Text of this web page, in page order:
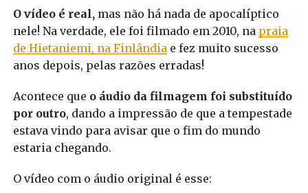
O vídeo é real,mas não há nada de apocalíptico
nele! Na verdade, ele foi filmado em 2010, na praia
de Hietaniemi, na Finlândiae fez muito sucesso
anos depois, pelas razões erradas!
Acontece que o áudio da filmagem foi substituído
por outro, dando a impressão de que a tempestade
estava vindo para avisar que o fim do mundo
estaria chegando.
O vídeo com o áudio original é esse: